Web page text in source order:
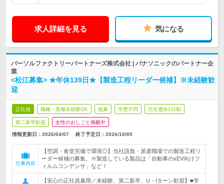
求人詳細を見る 気になる
パーソルファクトリーパートナーズ株式会社 | パナソニックのパートナー企
業
<松江募集> ★年休139日★【製造工程リーダー候補】※未経験歓
迎
正社員 職種・業種未経験OK 急募 学歴不問 完全週休2日制
第二新卒歓迎 女性のおしごと掲載中
情報更新日：2026/04/07 終了予定日： 2026/10/05
仕事内容
【空調・食堂完備で環境◎】当社請負・派遣職場での製造工程リ
ーダー候補の募集。※製造している製品は「自動車のxEV向けフ
ィルムコンデンサ」など！
【安心の正社員雇用／未経験、第二新卒、U・Iターン歓迎】■学